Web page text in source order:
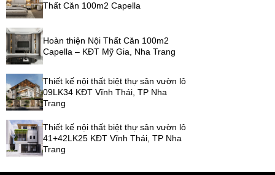
Thất Căn 100m2 Capella
Hoàn thiện Nội Thất Căn 100m2
Capella – KĐT Mỹ Gia, Nha Trang
Thiết kế nội thất biệt thự sân vườn lô
09LK34 KĐT Vĩnh Thái, TP Nha
Trang
Thiết kế nội thất biệt thự sân vườn lô
41+42LK25 KĐT Vĩnh Thái, TP Nha
Trang